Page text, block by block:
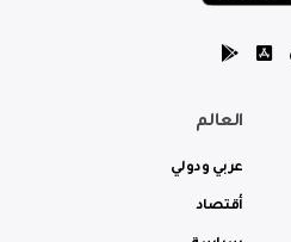
العالم
عربي ودولي
أقتصاد